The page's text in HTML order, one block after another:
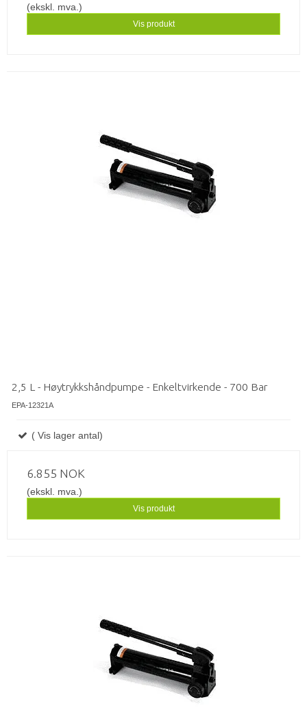
(ekskl. mva.)
Vis produkt
2,5 L - Høytrykkshåndpumpe - Enkeltvirkende - 700 Bar
EPA-12321A
( Vis lager antal)
6.855 NOK
(ekskl. mva.)
Vis produkt